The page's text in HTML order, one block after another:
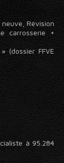
Révision
carrosserie +
(dossier FFVE
à 95.284